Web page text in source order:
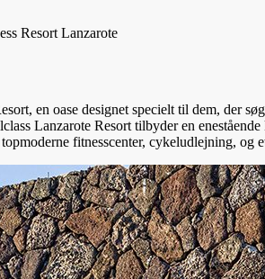
Resort Lanzarote
en oase designet specielt til dem, der
Lanzarote Resort tilbyder en
fitnesscenter, cykeludlejning, og